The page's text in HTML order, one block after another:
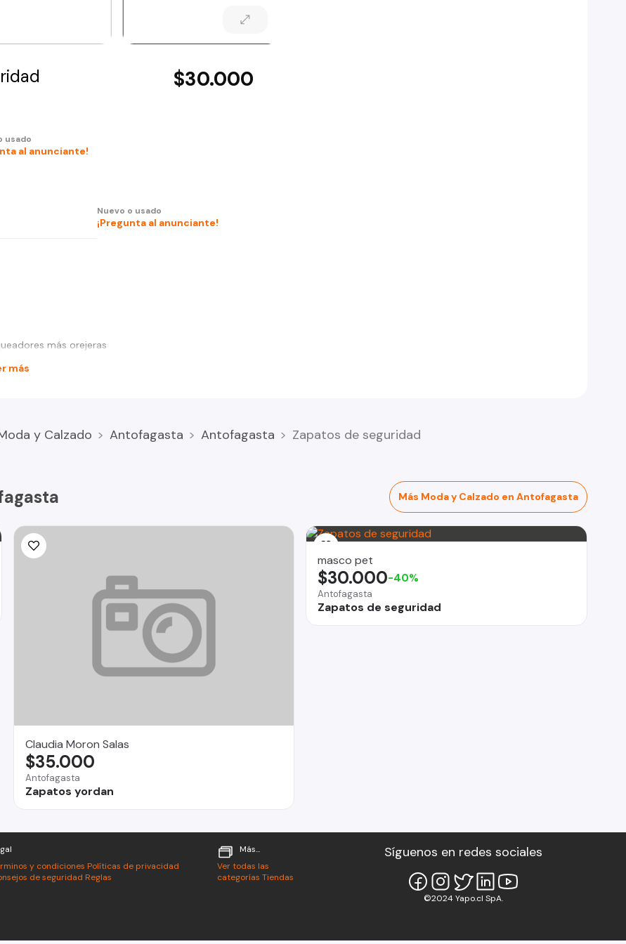
$30.000
usado
al anunciante!
Nuevo o usado
¡Pregunta al anunciante!
más orejeras
más
y Calzado Antofagasta Antofagasta Zapatos de seguridad
Más Moda y Calzado en Antofagasta
Claudia Moron Salas
Antofagasta
Zapatos yordan
$35.000
masco pet
Antofagasta
Zapatos de seguridad
$30.000-40%
y condiciones Políticas de privacidad
de seguridad Reglas
Más...
Ver todas las
categorías Tiendas
Síguenos en redes sociales
©2024 Yapo.cl SpA.